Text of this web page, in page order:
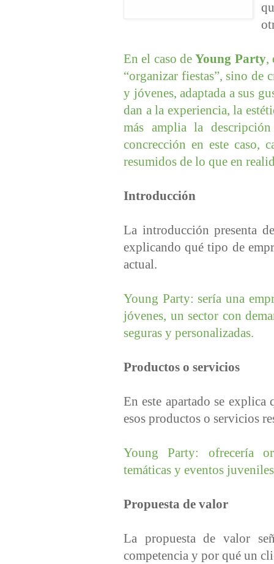
En el caso deYoung Party,
“organizar fiestas”, sino de
y jóvenes, adaptada a sus
dan a la experiencia, la
más amplia la
concrección en este caso,
resumidos de lo que en
Introducción
La introducción presenta
explicando qué tipo de
actual.
Young Party: sería una
jóvenes, un sector con
seguras y personalizadas.
Productos o servicios
En este apartado se explica
esos productos o servicios
Young Party: ofrecería
temáticas y eventos
Propuesta de valor
La propuesta de valor
competencia y por qué un